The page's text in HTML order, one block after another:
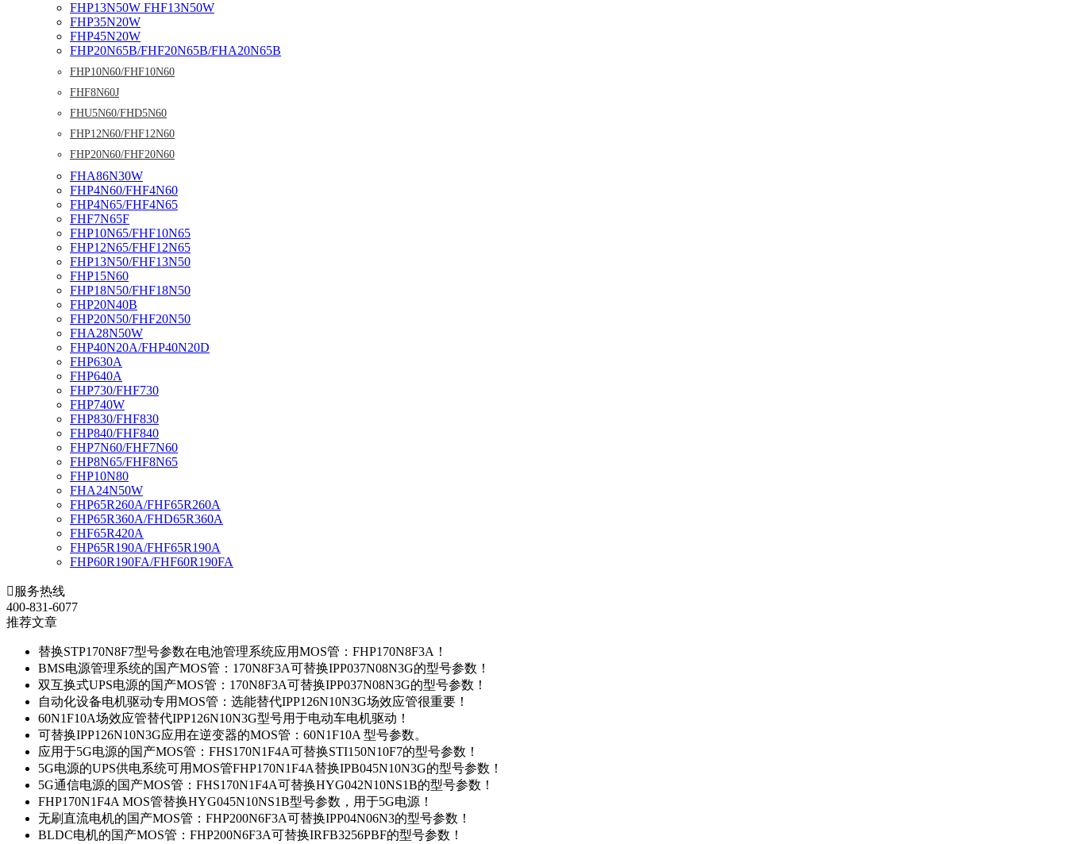
FHP13N50W FHF13N50W
FHP35N20W
FHP45N20W
FHP20N65B/FHF20N65B/FHA20N65B
FHP10N60/FHF10N60
FHF8N60J
FHU5N60/FHD5N60
FHP12N60/FHF12N60
FHP20N60/FHF20N60
FHA86N30W
FHP4N60/FHF4N60
FHP4N65/FHF4N65
FHF7N65F
FHP10N65/FHF10N65
FHP12N65/FHF12N65
FHP13N50/FHF13N50
FHP15N60
FHP18N50/FHF18N50
FHP20N40B
FHP20N50/FHF20N50
FHA28N50W
FHP40N20A/FHP40N20D
FHP630A
FHP640A
FHP730/FHF730
FHP740W
FHP830/FHF830
FHP840/FHF840
FHP7N60/FHF7N60
FHP8N65/FHF8N65
FHP10N80
FHA24N50W
FHP65R260A/FHF65R260A
FHP65R360A/FHD65R360A
FHF65R420A
FHP65R190A/FHF65R190A
FHP60R190FA/FHF60R190FA
 服务热线
400-831-6077
推荐文章
替换STP170N8F7型号参数在电池管理系统应用MOS管：FHP170N8F3A！
BMS电源管理系统的国产MOS管：170N8F3A可替换IPP037N08N3G的型号参数！
双互换式UPS电源的国产MOS管：170N8F3A可替换IPP037N08N3G的型号参数！
自动化设备电机驱动专用MOS管：选能替代IPP126N10N3G场效应管很重要！
60N1F10A场效应管替代IPP126N10N3G型号用于电动车电机驱动！
可替换IPP126N10N3G应用在逆变器的MOS管：60N1F10A 型号参数。
应用于5G电源的国产MOS管：FHS170N1F4A可替换STI150N10F7的型号参数！
5G电源的UPS供电系统可用MOS管FHP170N1F4A替换IPB045N10N3G的型号参数！
5G通信电源的国产MOS管：FHS170N1F4A可替换HYG042N10NS1B的型号参数！
FHP170N1F4A MOS管替换HYG045N10NS1B型号参数，用于5G电源！
无刷直流电机的国产MOS管：FHP200N6F3A可替换IPP04N06N3的型号参数！
BLDC电机的国产MOS管：FHP200N6F3A可替换IRFB3256PBF的型号参数！